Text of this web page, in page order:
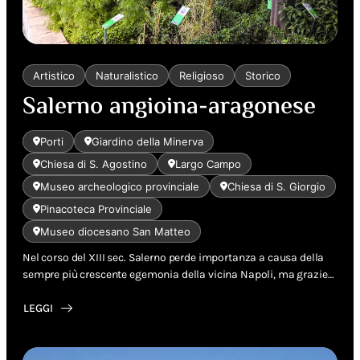
Artistico Naturalistico Religioso Storico
Salerno angioina-aragonese
Porti
Giardino della Minerva
Chiesa di S. Agostino
Largo Campo
Museo archeologico provinciale
Chiesa di S. Giorgio
Pinacoteca Provinciale
Museo diocesano San Matteo
Nel corso del XIII sec. Salerno perde importanza a causa della
sempre più crescente egemonia della vicina Napoli, ma grazie…
LEGGI
ABOUT
ARAGONESE